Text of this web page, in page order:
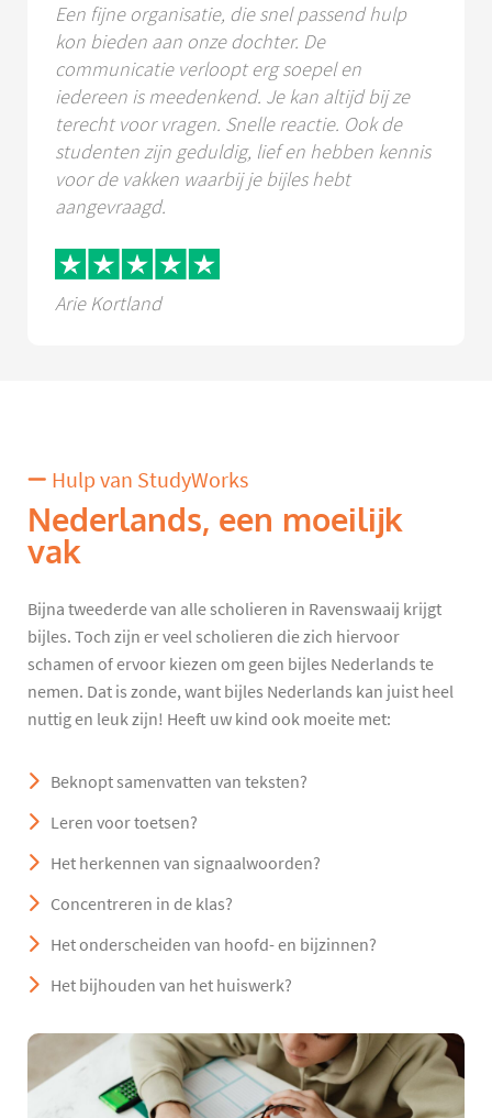
Een fijne organisatie, die snel passend hulp
kon bieden aan onze dochter. De
communicatie verloopt erg soepel en
iedereen is meedenkend. Je kan altijd bij ze
terecht voor vragen. Snelle reactie. Ook de
studenten zijn geduldig, lief en hebben kennis
voor de vakken waarbij je bijles hebt
aangevraagd.
Arie Kortland
Hulp van StudyWorks
Nederlands, een moeilijk
vak
Bijna tweederde van alle scholieren in Ravenswaaij krijgt
bijles. Toch zijn er veel scholieren die zich hiervoor
schamen of ervoor kiezen om geen bijles Nederlands te
nemen. Dat is zonde, want bijles Nederlands kan juist heel
nuttig en leuk zijn! Heeft uw kind ook moeite met:
Beknopt samenvatten van teksten?
Leren voor toetsen?
Het herkennen van signaalwoorden?
Concentreren in de klas?
Het onderscheiden van hoofd- en bijzinnen?
Het bijhouden van het huiswerk?